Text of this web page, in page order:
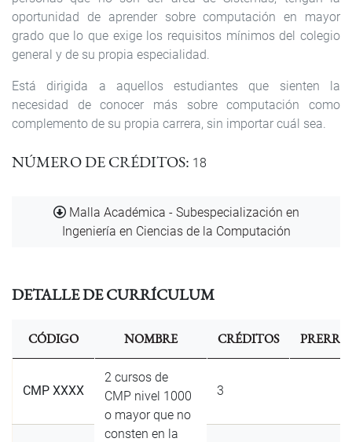
oportunidad de aprender sobre computación en mayor
grado que lo que exige los requisitos mínimos del colegio
general y de su propia especialidad.
Está dirigida a aquellos estudiantes que sienten la
necesidad de conocer más sobre computación como
complemento de su propia carrera, sin importar cuál sea.
NÚMERO DE CRÉDITOS 18
DocumentoMalla Académica - Subespecialización en
Ingeniería en Ciencias de la Computación
DETALLE DE CURRÍCULUM
CÓDIGO NOMBRE CRÉDITOS
CMP XXXX
2 cursos de
CMP nivel 1000
o mayor que no
consten en la
3